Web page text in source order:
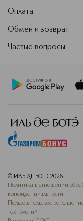
Оплата
Обмен и возврат
Частые вопросы
© ИЛЬ ДЕ БОТЭ 2026
Политика в отношении
конфиденциальности
Пользовательское
технологий